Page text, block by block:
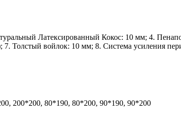
Латексированный Кокос: 10 мм; 4.
войлок: 10 мм; 8. Система усиления
200*200, 80*190, 80*200, 90*190, 90*200